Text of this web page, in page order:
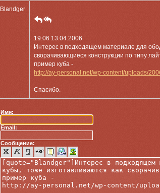
Blandger
19:06 13.04.2006
Интерес в подходящем материале для
сворачивающиеся конструкции по типу
пример куба -
http://ay-personal.net/wp-content/uploads/
Спасибо.
Имя:
Email:
Сообщение: